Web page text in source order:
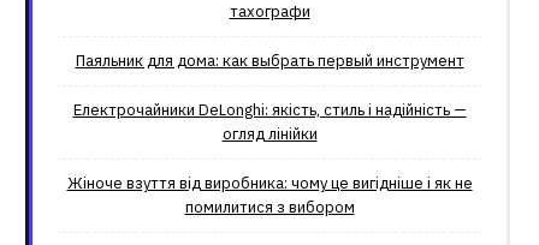
тахографи
Паяльник для дома: как выбрать первый инструмент
Електрочайники DeLonghi: якість, стиль і надійність —
огляд лінійки
Жіноче взуття від виробника: чому це вигідніше і як не
помилитися з вибором